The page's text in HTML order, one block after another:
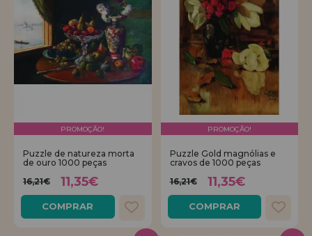
PROMOÇÃO!
Puzzle de natureza morta
de ouro 1000 peças
16,21€
11,35€
COMPRAR
PROMOÇÃO!
Puzzle Gold magnólias e
cravos de 1000 peças
16,21€
11,35€
COMPRAR